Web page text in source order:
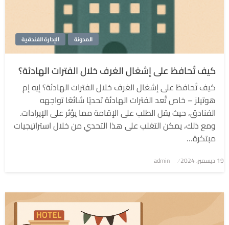
الإدارة الفندقية المدونة
كيف تُحافظ على إشغال الغرف خلال الفترات الهادئة؟
كيف تُحافظ على إشغال الغرف خلال الفترات الهادئة؟ إيه إم
هوتيلز – خاص تُعد الفترات الهادئة تحديًا شائعًا تواجهه
الفنادق، حيث يقل الطلب على الإقامة مما يؤثر على الإيرادات.
ومع ذلك، يمكن التغلب على هذا التحدي من خلال استراتيجيات
مبتكرة…
نُشر
19 ديسمبر، 2024 admin